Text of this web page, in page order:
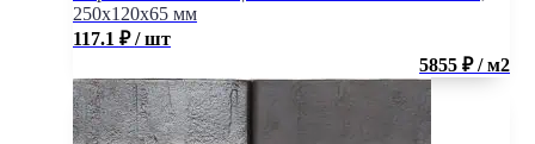
250x120x65 мм
117.1 ₽ / шт
5855 ₽ / м2